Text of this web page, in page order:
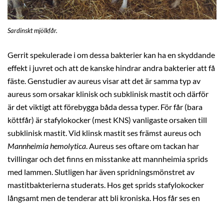
Sardinskt mjölkfår.
Gerrit spekulerade i om dessa bakterier kan ha en skyddande
effekt i juvret och att de kanske hindrar andra bakterier att få
fäste. Genstudier av aureus visar att det är samma typ av
aureus som orsakar klinisk och subklinisk mastit och därför
är det viktigt att förebygga båda dessa typer. För får (bara
köttfår) är stafylokocker (mest KNS) vanligaste orsaken till
subklinisk mastit. Vid klinsk mastit ses främst aureus och
Mannheimia hemolytica. Aureus ses oftare om tackan har
tvillingar och det finns en misstanke att mannheimia sprids
med lammen. Slutligen har även spridningsmönstret av
mastitbakterierna studerats. Hos get sprids stafylokocker
långsamt men de tenderar att bli kroniska. Hos får ses en